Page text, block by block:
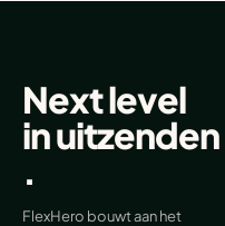
Next level
inuitzenden
.
FlexHero bouwt aan het